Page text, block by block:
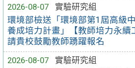
2026-08-07
實驗研究組
環境部檢送「環境部第1屆高級
養成培力計畫」【教師培力永續
請貴校鼓勵教師踴躍報名
2026-08-07
實驗研究組